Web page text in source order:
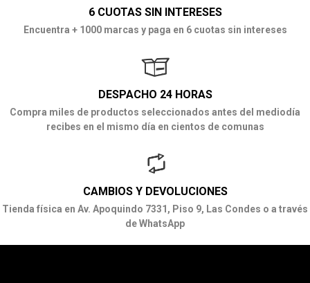
6 CUOTAS SIN INTERESES
Encuentra + 1000 marcas y paga en 6 cuotas sin intereses
DESPACHO 24 HORAS
Compra miles de productos seleccionados antes del mediodía
recibes en el mismo día en cientos de comunas
CAMBIOS Y DEVOLUCIONES
Tienda física en Av. Apoquindo 7331, Piso 9, Las Condes o a través
de WhatsApp